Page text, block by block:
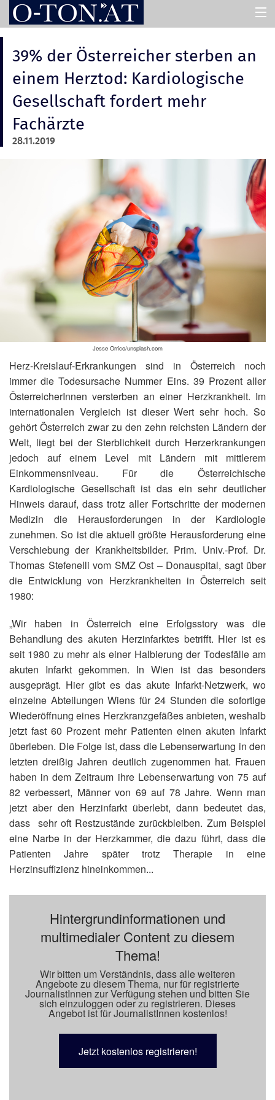
PRESSEMAPPEN
ASSISTENT
39% der Österreicher sterben an
einem Herztod: Kardiologische
Gesellschaft fordert mehr
Fachärzte
28.11.2019
Jesse Orrico/unsplash.com
Herz-Kreislauf-Erkrankungen sind in Österreich noch
immer die Todesursache Nummer Eins. 39 Prozent aller
ÖsterreicherInnen versterben an einer Herzkrankheit. Im
internationalen Vergleich ist dieser Wert sehr hoch. So
gehört Österreich zwar zu den zehn reichsten Ländern der
Welt, liegt bei der Sterblichkeit durch Herzerkrankungen
jedoch auf einem Level mit Ländern mit mittlerem
Einkommensniveau. Für die Österreichische
Kardiologische Gesellschaft ist das ein sehr deutlicher
Hinweis darauf, dass trotz aller Fortschritte der modernen
Medizin die Herausforderungen in der Kardiologie
zunehmen. So ist die aktuell größte Herausforderung eine
Verschiebung der Krankheitsbilder. Prim. Univ.-Prof. Dr.
Thomas Stefenelli vom SMZ Ost – Donauspital, sagt über
die Entwicklung von Herzkrankheiten in Österreich seit
1980:
„Wir haben in Österreich eine Erfolgsstory was die
Behandlung des akuten Herzinfarktes betrifft. Hier ist es
seit 1980 zu mehr als einer Halbierung der Todesfälle am
akuten Infarkt gekommen. In Wien ist das besonders
ausgeprägt. Hier gibt es das akute Infarkt-Netzwerk, wo
einzelne Abteilungen Wiens für 24 Stunden die sofortige
Wiederöffnung eines Herzkranzgefäßes anbieten, weshalb
jetzt fast 60 Prozent mehr Patienten einen akuten Infarkt
überleben. Die Folge ist, dass die Lebenserwartung in den
letzten dreißig Jahren deutlich zugenommen hat. Frauen
haben in dem Zeitraum ihre Lebenserwartung von 75 auf
82 verbessert, Männer von 69 auf 78 Jahre. Wenn man
jetzt aber den Herzinfarkt überlebt, dann bedeutet das,
dass sehr oft Restzustände zurückbleiben. Zum Beispiel
eine Narbe in der Herzkammer, die dazu führt, dass die
Patienten Jahre später trotz Therapie in eine
Herzinsuffizienz hineinkommen...
Hintergrundinformationen und
multimedialer Content zu diesem
Thema!
Wir bitten um Verständnis, dass alle weiteren
Angebote zu diesem Thema, nur für registrierte
JournalistInnen zur Verfügung stehen und bitten Sie
sich einzuloggen oder zu registrieren. Dieses
Angebot ist für JournalistInnen kostenlos!
Jetzt kostenlos registrieren!